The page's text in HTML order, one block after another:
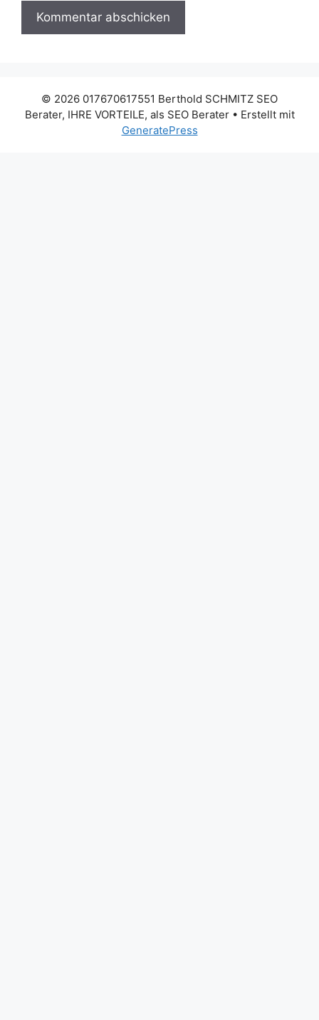
© 2026 017670617551 Berthold SCHMITZ SEO
Berater, IHRE VORTEILE, als SEO Berater• Erstellt mit
GeneratePress